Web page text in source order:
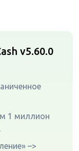
v5.60.0
1 миллион
–>